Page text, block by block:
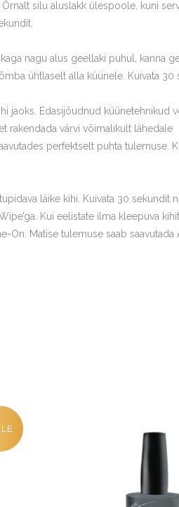
silu aluslakk ülespoole, kuni
nagu alus geellaki puhul, kanna
ühtlaselt alla küünele. Kuivata 30
jaoks. Edasijõudnud küünetehnikud
rakendada värvi võimalikult lähedale
perfektselt puhta tulemuse.
läike kihi. Kuivata 30 sekundit
Kui eelistate ilma kleepuva
On. Matise tulemuse saab saavutada